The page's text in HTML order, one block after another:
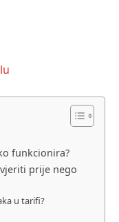
funkcionira?
prije nego
u tarifi?